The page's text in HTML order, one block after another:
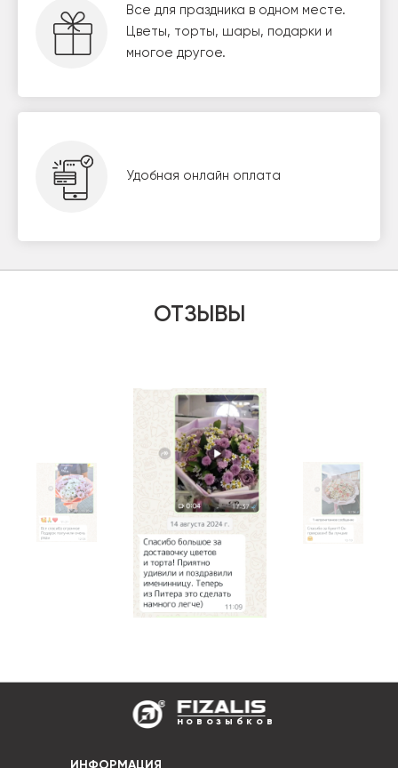
Все для праздника в одном месте.
Цветы, торты, шары, подарки и
многое другое.
Удобная онлайн оплата
ОТЗЫВЫ
новозыбков
ИНФОРМАЦИЯ